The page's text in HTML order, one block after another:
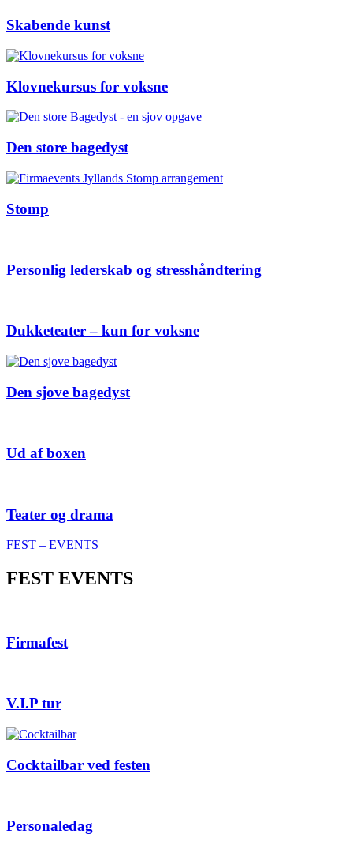
Skabende kunst
Klovnekursus for voksne
Den store bagedyst
Stomp
Personlig lederskab og stresshåndtering
Dukketeater – kun for voksne
Den sjove bagedyst
Ud af boxen
Teater og drama
FEST – EVENTS
FEST EVENTS
Firmafest
V.I.P tur
Cocktailbar ved festen
Personaledag